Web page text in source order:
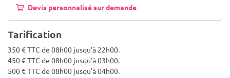
Devis personnalisé sur demande
Tarification
350 € TTC de 08h00 jusqu'à 22h00.
450 € TTC de 08h00 jusqu'à 03h00.
500 € TTC de 08h00 jusqu'à 04h00.